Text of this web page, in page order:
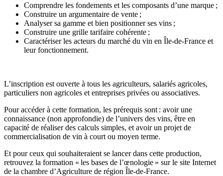
Comprendre les fondements et les composants d’une marque ;
Construire un argumentaire de vente ;
Analyser sa gamme et bien positionner ses vins ;
Construire une grille tarifaire cohérente ;
Caractériser les acteurs du marché du vin en Île-de-France et
leur fonctionnement.
L’inscription est ouverte à tous les agriculteurs, salariés agricoles,
particuliers non agricoles et entreprises privées ou associatives.
Pour accéder à cette formation, les prérequis sont : avoir une
connaissance (non approfondie) de l’univers des vins, être en
capacité de réaliser des calculs simples, et avoir un projet de
commercialisation de vin à court ou moyen terme.
Et pour ceux qui souhaiteraient se lancer dans cette production,
retrouvez la formation « les bases de l’œnologie » sur le site Internet
de la chambre d’Agriculture de région Île-de-France.